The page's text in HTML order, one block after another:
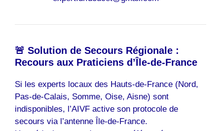
🚨 Solution de Secours Régionale :
Recours aux Praticiens d’Île-de-France
Si les experts locaux des Hauts-de-France (Nord,
Pas-de-Calais, Somme, Oise, Aisne) sont
indisponibles, l’AIVF active son protocole de
secours via l’antenne Île-de-France.